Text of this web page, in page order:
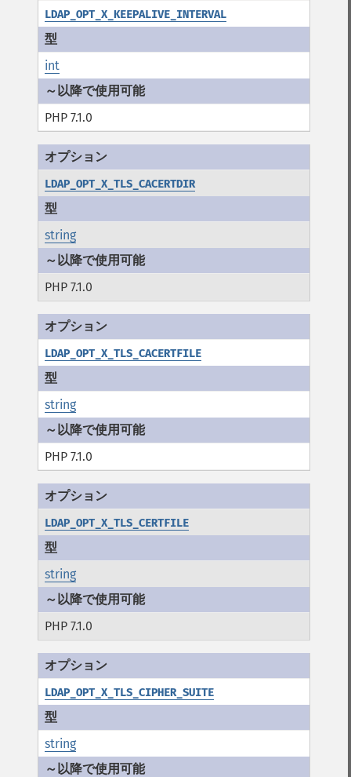
LDAP_OPT_X_KEEPALIVE_INTERVAL
int
PHP 7.1.0
LDAP_OPT_X_TLS_CACERTDIR
string
PHP 7.1.0
LDAP_OPT_X_TLS_CACERTFILE
string
PHP 7.1.0
LDAP_OPT_X_TLS_CERTFILE
string
PHP 7.1.0
LDAP_OPT_X_TLS_CIPHER_SUITE
string